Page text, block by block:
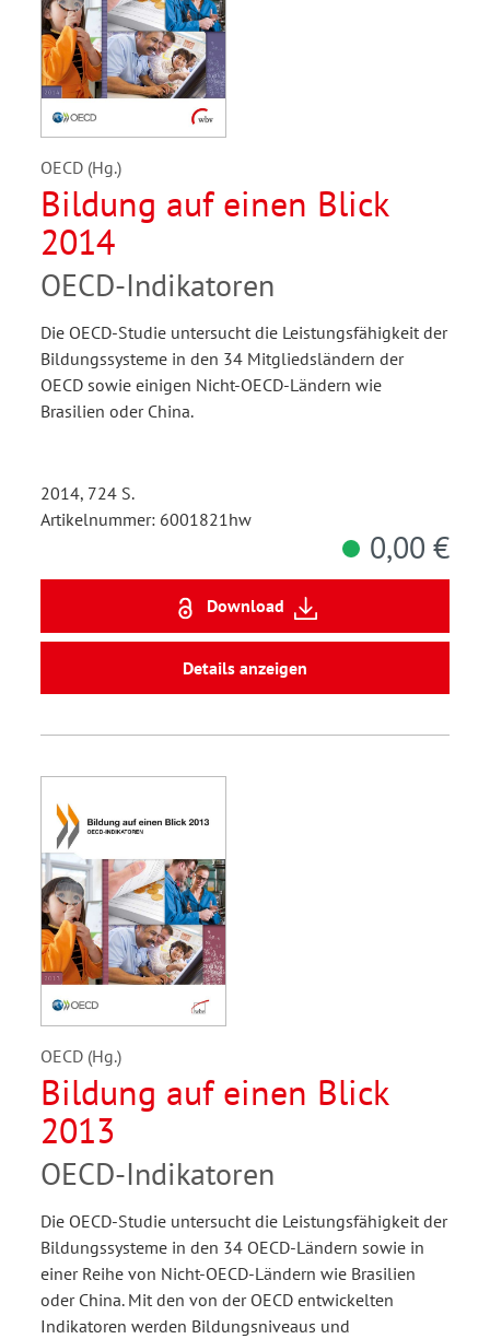
OECD (Hg.)
Bildung auf einen Blick
2014
OECD-Indikatoren
Die OECD-Studie untersucht die Leistungsfähigkeit der
Bildungssysteme in den 34 Mitgliedsländern der
OECD sowie einigen Nicht-OECD-Ländern wie
Brasilien oder China.
2014, 724 S.
Artikelnummer: 6001821hw
0,00 €
Download
Details anzeigen
OECD (Hg.)
Bildung auf einen Blick
2013
OECD-Indikatoren
Die OECD-Studie untersucht die Leistungsfähigkeit der
Bildungssysteme in den 34 OECD-Ländern sowie in
einer Reihe von Nicht-OECD-Ländern wie Brasilien
oder China. Mit den von der OECD entwickelten
Indikatoren werden Bildungsniveaus und